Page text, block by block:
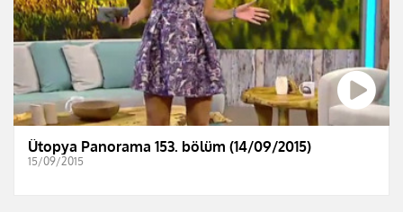
Ütopya Panorama 153. bölüm (14/09/2015)
15/09/2015